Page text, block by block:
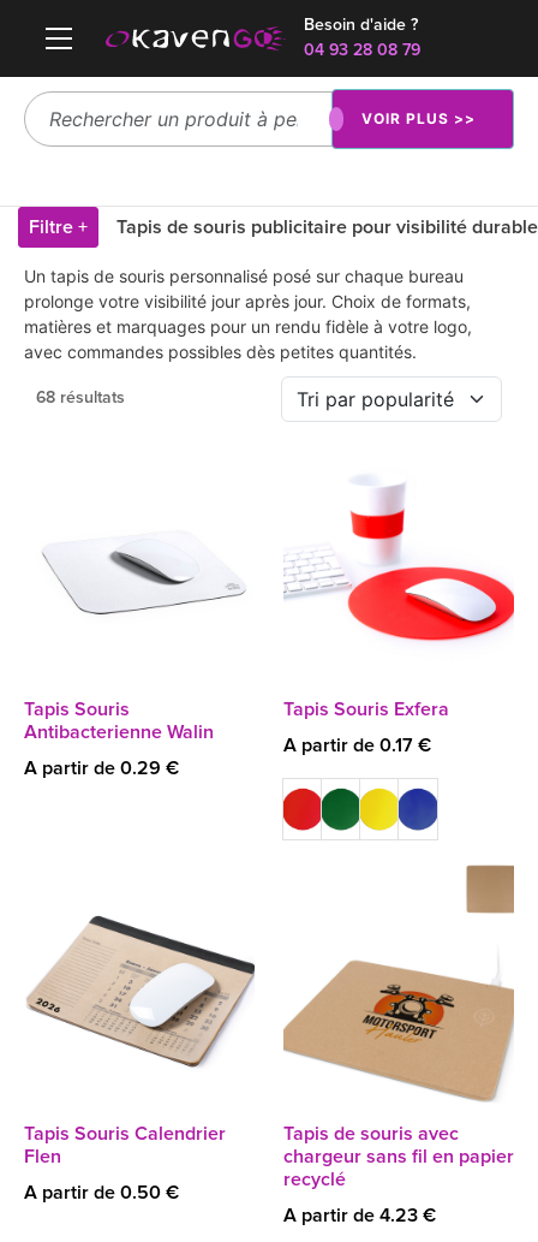
Besoin d'aide ?
04 93 28 08 79
VOIR PLUS >>
Filtre + Tapis de souris publicitaire pour visibilité durable
Un tapis de souris personnalisé posé sur chaque bureau
prolonge votre visibilité jour après jour. Choix de formats,
matières et marquages pour un rendu fidèle à votre logo,
avec commandes possibles dès petites quantités.
68 résultats
Tapis Souris
Antibacterienne Walin
A partir de 0.29 €
Tapis Souris Exfera
A partir de 0.17 €
Tapis Souris Calendrier
Flen
A partir de 0.50 €
Tapis de souris avec
chargeur sans fil en papier
recyclé
A partir de 4.23 €